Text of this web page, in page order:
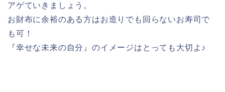
アゲていきましょう。
お財布に余裕のある方はお造りでも回らないお寿司で
も可！
『幸せな未来の自分』のイメージはとっても大切よ♪